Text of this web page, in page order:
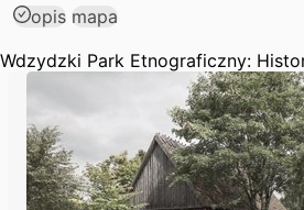
opis mapa
Wdzydzki Park Etnograficzny: